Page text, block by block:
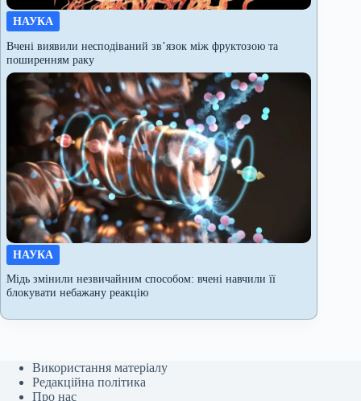
НАУКА
Вчені виявили несподіваний зв’язок між фруктозою та
поширенням раку
НАУКА
Мідь змінили незвичайним способом: вчені навчили її
блокувати небажану реакцію
Використання матеріалу
Редакційна політика
Про нас